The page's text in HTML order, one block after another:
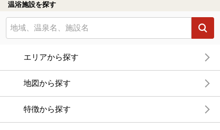
温浴施設を探す
エリアから探す
地図から探す
特徴から探す